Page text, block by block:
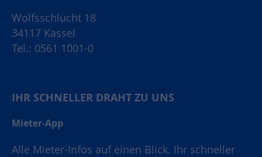
Wolfsschlucht 18
34117 Kassel
Tel.: 0561 1001-0
IHR SCHNELLER DRAHT ZU UNS
Mieter-App
Alle Mieter-Infos auf einen Blick. Ihr schneller